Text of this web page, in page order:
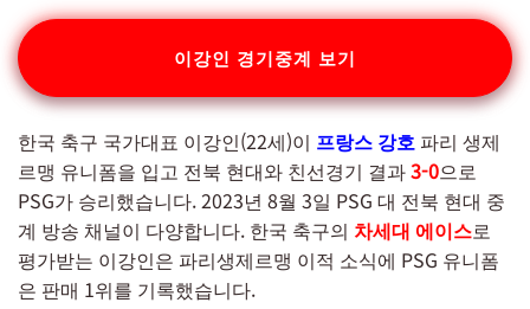
이강인 경기중계 보기
한국 축구 국가대표 이강인(22세)이 프랑스 강호 파리 생제
르맹 유니폼을 입고 전북 현대와 친선경기 결과3-0으로
PSG가 승리했습니다. 2023년 8월 3일 PSG 대 전북 현대 중
계 방송 채널이 다양합니다. 한국 축구의 차세대 에이스로
평가받는 이강인은 파리생제르맹 이적 소식에 PSG 유니폼
은 판매 1위를 기록했습니다.